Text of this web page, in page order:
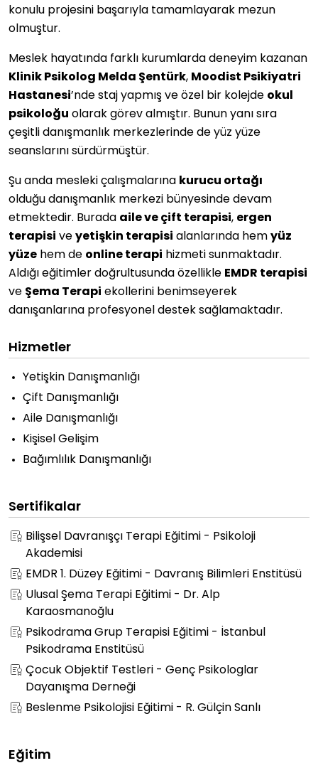
konulu projesini başarıyla tamamlayarak mezun
olmuştur.
Meslek hayatında farklı kurumlarda deneyim kazanan
Klinik Psikolog Melda Şentürk, Moodist Psikiyatri
Hastanesi’nde staj yapmış ve özel bir kolejde okul
psikoloğu olarak görev almıştır. Bunun yanı sıra
çeşitli danışmanlık merkezlerinde de yüz yüze
seanslarını sürdürmüştür.
Şu anda mesleki çalışmalarına kurucu ortağı
olduğu danışmanlık merkezi bünyesinde devam
etmektedir. Burada aile ve çift terapisi, ergen
terapisi ve yetişkin terapisi alanlarında hem yüz
yüze hem de online terapi hizmeti sunmaktadır.
Aldığı eğitimler doğrultusunda özellikle EMDR terapisi
ve Şema Terapi ekollerini benimseyerek
danışanlarına profesyonel destek sağlamaktadır.
Hizmetler
Yetişkin Danışmanlığı
Çift Danışmanlığı
Aile Danışmanlığı
Kişisel Gelişim
Bağımlılık Danışmanlığı
Sertifikalar
Bilişsel Davranışçı Terapi Eğitimi - Psikoloji
Akademisi
EMDR 1. Düzey Eğitimi - Davranış Bilimleri Enstitüsü
Ulusal Şema Terapi Eğitimi - Dr. Alp
Karaosmanoğlu
Psikodrama Grup Terapisi Eğitimi - İstanbul
Psikodrama Enstitüsü
Çocuk Objektif Testleri - Genç Psikologlar
Dayanışma Derneği
Beslenme Psikolojisi Eğitimi - R. Gülçin Sanlı
Eğitim